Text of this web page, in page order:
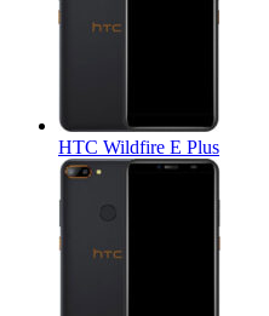
HTC Wildfire E Plus